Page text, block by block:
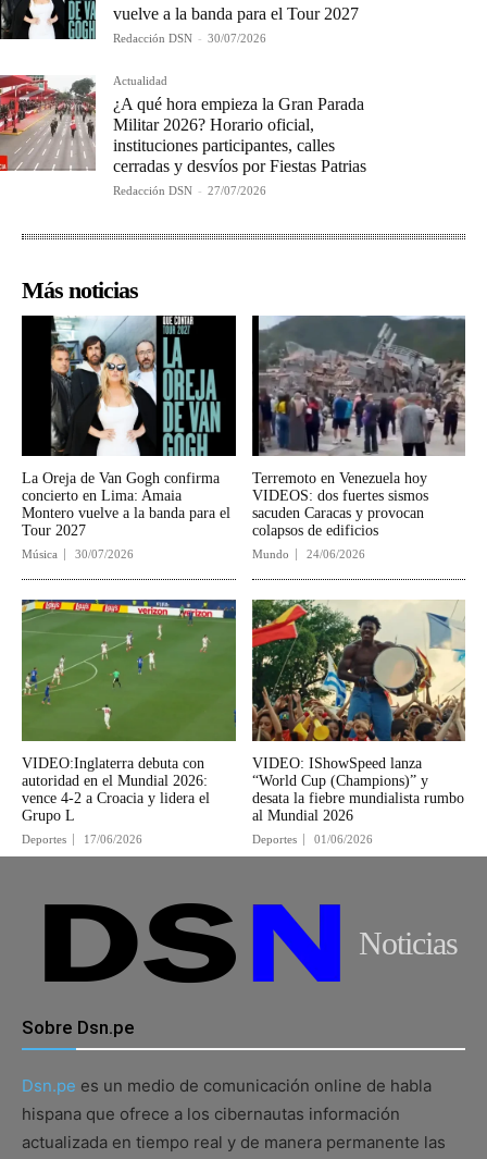
vuelve a la banda para el Tour 2027
Redacción DSN - 30/07/2026
Actualidad
¿A qué hora empieza la Gran Parada
Militar 2026? Horario oficial,
instituciones participantes, calles
cerradas y desvíos por Fiestas Patrias
Redacción DSN - 27/07/2026
Más noticias
La Oreja de Van Gogh confirma
concierto en Lima: Amaia
Montero vuelve a la banda para el
Tour 2027
Música 30/07/2026
Terremoto en Venezuela hoy
VIDEOS: dos fuertes sismos
sacuden Caracas y provocan
colapsos de edificios
Mundo 24/06/2026
VIDEO:Inglaterra debuta con
autoridad en el Mundial 2026:
vence 4-2 a Croacia y lidera el
Grupo L
Deportes 17/06/2026
VIDEO: IShowSpeed lanza
“World Cup (Champions)” y
desata la fiebre mundialista rumbo
al Mundial 2026
Deportes 01/06/2026
Noticias
Sobre Dsn.pe
Dsn.pe es un medio de comunicación online de habla
hispana que ofrece a los cibernautas información
actualizada en tiempo real y de manera permanente las